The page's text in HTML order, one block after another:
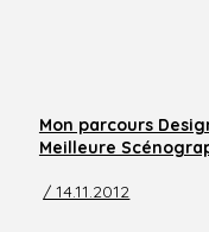
Mon parcours
Meilleure
/ 14.11.2012